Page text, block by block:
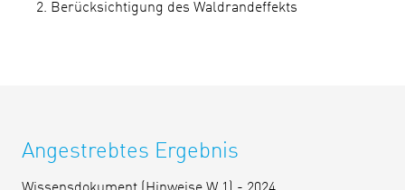
Berücksichtigung des Waldrandeffekts
Angestrebtes Ergebnis